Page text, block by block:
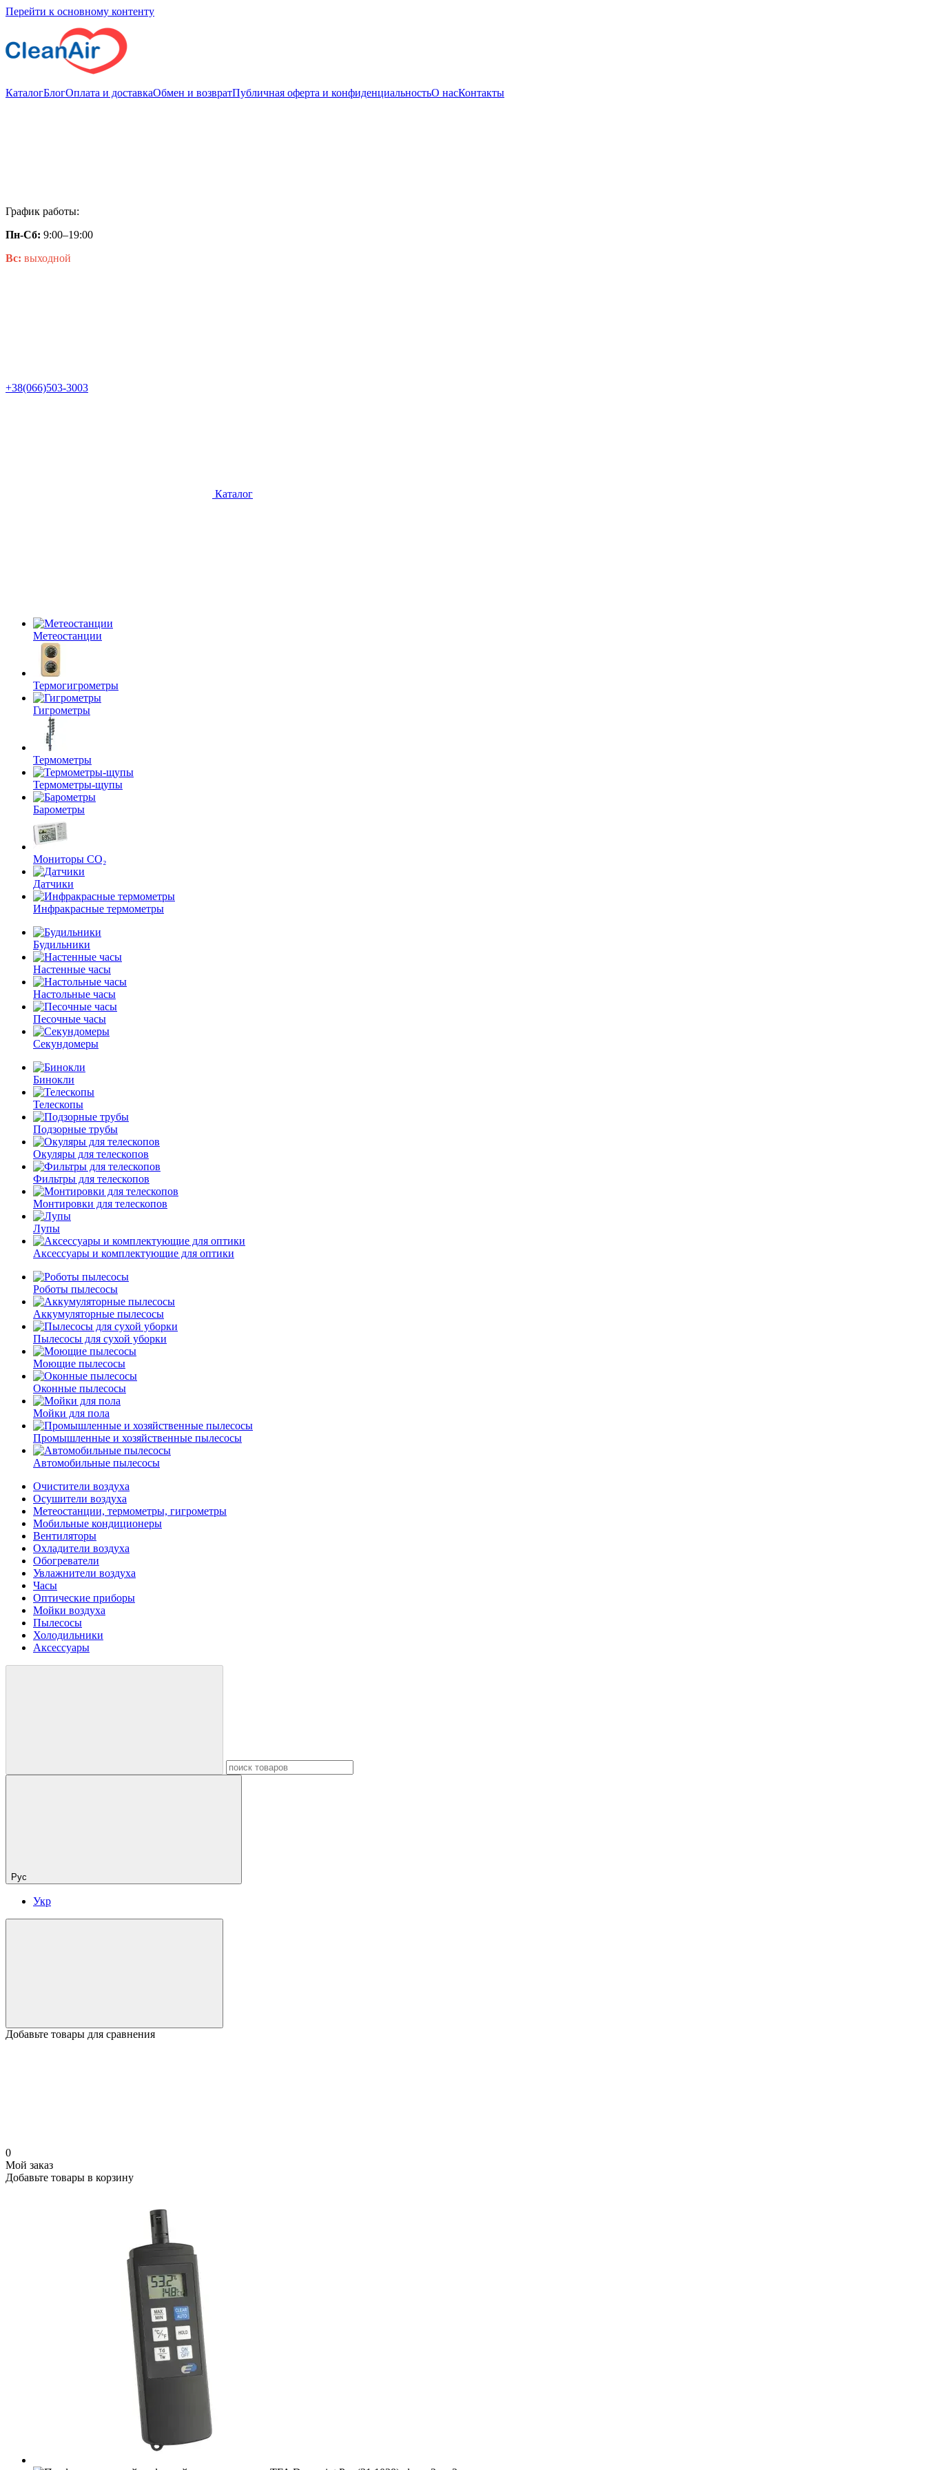
Перейти к основному контенту
КаталогБлогОплата и доставкаОбмен и возвратПубличная оферта и конфиденциальностьО насКонтакты
График работы:
Пн-Сб: 9:00–19:00
Вс: выходной
+38(066)503-3003
Каталог
Метеостанции
Термогигрометры
Гигрометры
Термометры
Термометры-щупы
Барометры
Мониторы CO₂
Датчики
Инфракрасные термометры
Будильники
Настенные часы
Настольные часы
Песочные часы
Секундомеры
Бинокли
Телескопы
Подзорные трубы
Окуляры для телескопов
Фильтры для телескопов
Монтировки для телескопов
Лупы
Аксессуары и комплектующие для оптики
Роботы пылесосы
Аккумуляторные пылесосы
Пылесосы для сухой уборки
Моющие пылесосы
Оконные пылесосы
Мойки для пола
Промышленные и хозяйственные пылесосы
Автомобильные пылесосы
Очистители воздуха
Осушители воздуха
Метеостанции, термометры, гигрометры
Мобильные кондиционеры
Вентиляторы
Охладители воздуха
Обогреватели
Увлажнители воздуха
Часы
Оптические приборы
Мойки воздуха
Пылесосы
Холодильники
Аксессуары
Рус
Укр
Добавьте товары для сравнения
0
Мой заказ
Добавьте товары в корзину